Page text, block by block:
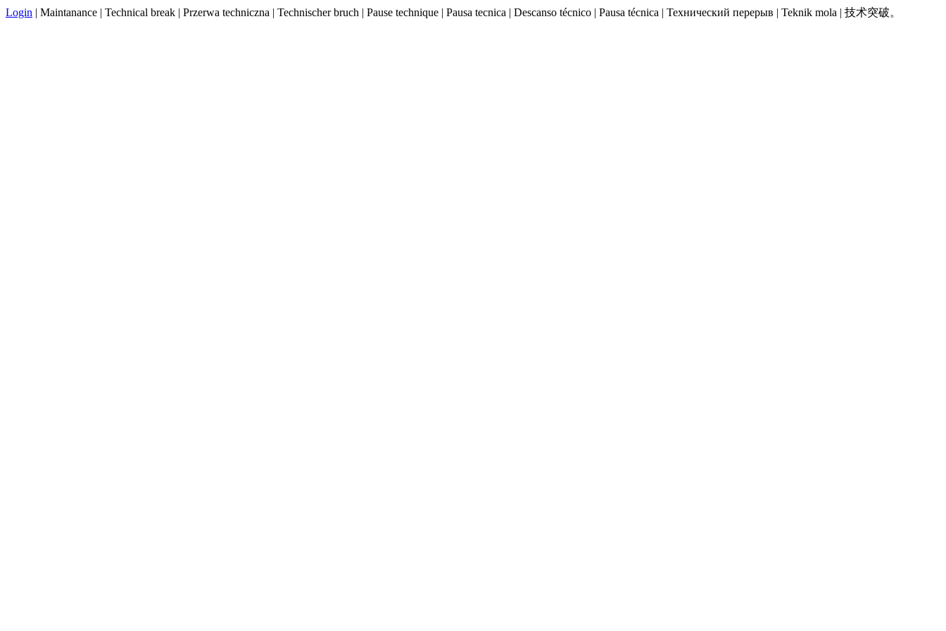
Login | Maintanance | Technical break | Przerwa techniczna | Technischer bruch | Pause technique | Pausa tecnica | Descanso técnico | Pausa técnica | Технический перерыв | Teknik mola | 技术突破。